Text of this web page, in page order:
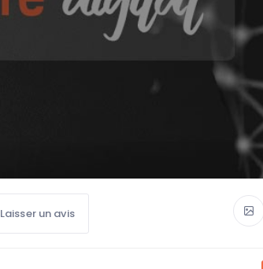
Laisser un avis